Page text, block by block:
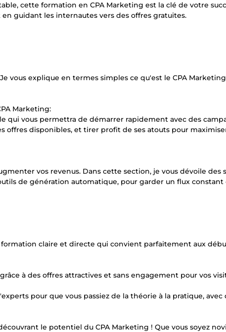
cette formation en CPA Marketing est la clé de votre
guidant les internautes vers des offres gratuites.
vous explique en termes simples ce qu'est le CPA
Marketing:
qui vous permettra de démarrer rapidement avec des
offres disponibles, et tirer profit de ses atouts pour
vos revenus. Dans cette section, je vous dévoile des
de génération automatique, pour garder un flux constant
formation claire et directe qui convient parfaitement aux
à des offres attractives et sans engagement pour vos
pour que vous passiez de la théorie à la pratique, avec
le potentiel du CPA Marketing ! Que vous soyez